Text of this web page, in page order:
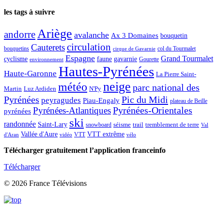
les tags à suivre
andorreAriège avalanche Ax 3 Domaines bouquetin
bouquetins Cauteretscirculation cirque de Gavarnie col du Tourmalet
cyclisme environnement Espagne faune gavarnie Gourette Grand Tourmalet
Haute-Garonne Hautes-Pyrénées La Pierre Saint-
Martin Luz Ardiden météo N'Py neige parc national des
Pyrénées peyragudes Piau-Engaly Pic du Midi plateau de Beille
pyrénées Pyrénées-AtlantiquesPyrénées-Orientales
randonnée Saint-Lary ski snowboard séisme trail tremblement de terre Val
d'Aran Vallée d'Aure vidéo VTT VTT extrême vélo
Télécharger gratuitement l’application franceinfo
Télécharger
© 2026 France Télévisions